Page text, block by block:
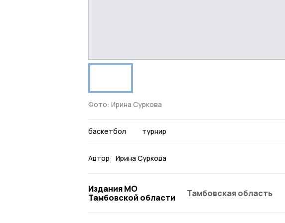
Фото: Ирина Суркова
баскетбол турнир
Автор: Ирина Суркова
Издания МО
Тамбовской области
Тамбовская область